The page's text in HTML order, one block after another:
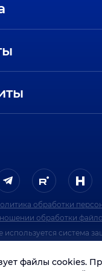
обработки
обработки
используется система
системы защиты от
файлы cookies.